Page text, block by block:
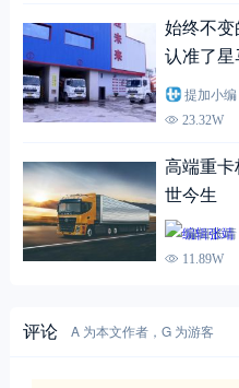
始终不
认准了
提加小编
23.32W
高端重
世今生
编辑张靖
11.89W
评论 A 为本文作者，G 为游客